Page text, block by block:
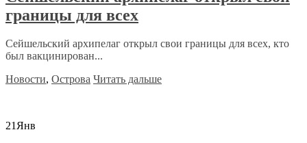
границы для всех
Сейшельский архипелаг открыл свои границы для всех, кто
был вакцинирован...
Новости, Острова Читать дальше
21Янв